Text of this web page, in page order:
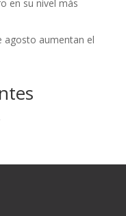
en su nivel más
agosto aumentan el